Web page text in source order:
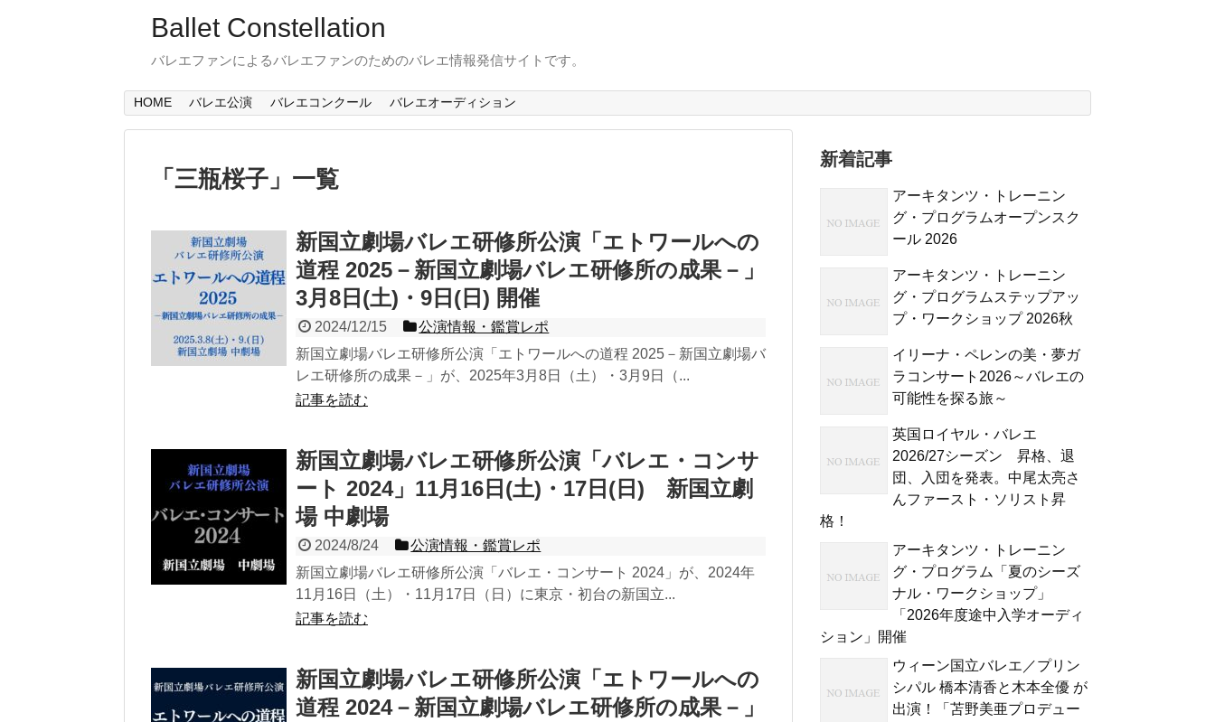
Ballet Constellation
バレエファンによるバレエファンのためのバレエ情報発信サイトです。
HOME バレエ公演 バレエコンクール バレエオーディション
「 三瓶桜子 」 一覧
新国立劇場バレエ研修所公演「エトワールへの
道程 2025－新国立劇場バレエ研修所の成果－」
3月8日(土)・9日(日) 開催
2024/12/15
公演情報・鑑賞レポ
新国立劇場バレエ研修所公演「エトワールへの道程 2025－新国立劇場バ
レエ研修所の成果－」が、2025年3月8日（土）・3月9日（...
記事を読む
新国立劇場バレエ研修所公演「バレエ・コンサ
ート 2024」11月16日(土)・17日(日) 新国立劇
場 中劇場
2024/8/24
公演情報・鑑賞レポ
新国立劇場バレエ研修所公演「バレエ・コンサート 2024」が、2024年
11月16日（土）・11月17日（日）に東京・初台の新国立...
記事を読む
新国立劇場バレエ研修所公演「エトワールへの
道程 2024－新国立劇場バレエ研修所の成果－」
新着記事
アーキタンツ・トレーニン
グ・プログラムオープンスク
ール 2026
アーキタンツ・トレーニン
グ・プログラムステップアッ
プ・ワークショップ 2026秋
イリーナ・ペレンの美・夢ガ
ラコンサート2026～バレエの
可能性を探る旅～
英国ロイヤル・バレエ
2026/27シーズン 昇格、退
団、入団を発表。中尾太亮さ
んファースト・ソリスト昇
格！
アーキタンツ・トレーニン
グ・プログラム「夏のシーズ
ナル・ワークショップ」
「2026年度途中入学オーディ
ション」開催
ウィーン国立バレエ／プリン
シパル 橋本清香と木本全優 が
出演！「苫野美亜プロデュー